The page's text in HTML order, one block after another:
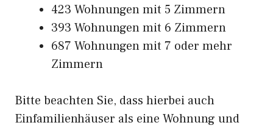
423 Wohnungen mit 5 Zimmern
393 Wohnungen mit 6 Zimmern
687 Wohnungen mit 7 oder mehr
Zimmern
Bitte beachten Sie, dass hierbei auch
Einfamilienhäuser als eine Wohnung und